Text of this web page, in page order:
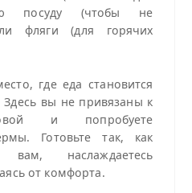
посуду (чтобы не
фляги (для горячих
где еда становится
вы не привязаны к
и попробуете
Готовьте так, как
наслаждаетесь
от комфорта.